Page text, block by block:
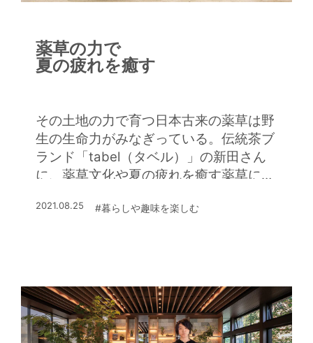
薬草の力で
夏の疲れを癒す
その土地の力で育つ日本古来の薬草は野
生の生命力がみなぎっている。伝統茶ブ
ランド「tabel（タベル）」の新田さん
に、薬草文化や夏の疲れを癒す薬草につ
2021.08.25 #暮らしや趣味を楽しむ